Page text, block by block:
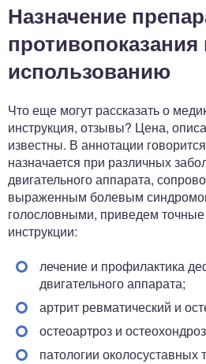
Назначение
противопоказания
использованию
Что еще могут рассказать о
инструкция, отзывы? Цена,
известны. В аннотации
назначается при различных
двигательного аппарата,
выраженным болевым
голословными, приведем точные
инструкции:
лечение и профилактика
двигательного аппарата;
артрит ревматический и
остеоартроз и
патологии околосуставных